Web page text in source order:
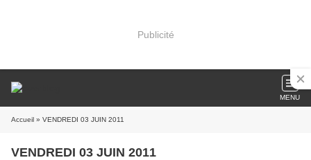
Publicité
MENU
Accueil » VENDREDI 03 JUIN 2011
VENDREDI 03 JUIN 2011